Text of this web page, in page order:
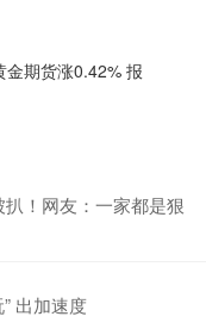
期货涨0.42% 报
！网友：一家都是狠
出加速度